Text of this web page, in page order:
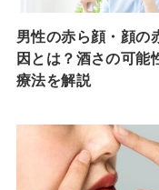
男性の赤ら顔・顔の
因とは？酒さの可能
療法を解説